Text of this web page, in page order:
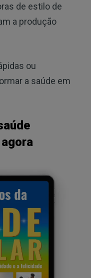
de estilo de
a produção
ou
a saúde em